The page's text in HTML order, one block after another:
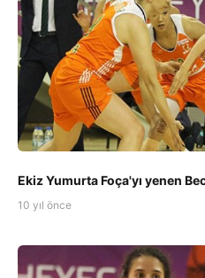
Ekiz Yumurta Foça'yı yenen
10 yıl önce